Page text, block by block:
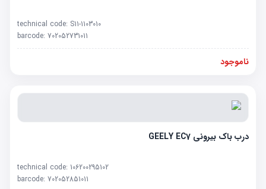
technical code: S11-1103010
barcode: 702052731011
ناموجود
درب باک بیرونی GEELY EC7
technical code: 106200295102
barcode: 702052851011